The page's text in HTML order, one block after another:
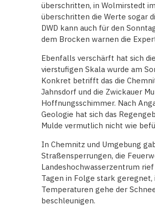
überschritten, in Wolmirstedt
überschritten die Werte sogar
DWD kann auch für den
dem Brocken warnen die
Ebenfalls verschärft hat sich
vierstufigen Skala wurde am
Konkret betrifft das die
Jahnsdorf und die Zwickauer
Hoffnungsschimmer. Nach
Geologie hat sich das
Mulde vermutlich nicht wie
In Chemnitz und Umgebung
Straßensperrungen, die
Landeshochwasserzentrum
Tagen in Folge stark
Temperaturen gehe der
beschleunigen.